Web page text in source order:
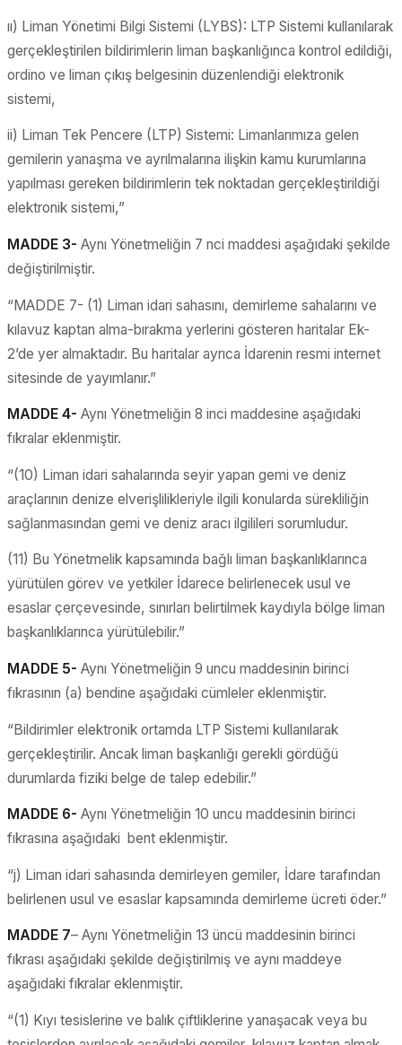
ıı) Liman Yönetimi Bilgi Sistemi (LYBS): LTP Sistemi kullanılarak
gerçekleştirilen bildirimlerin liman başkanlığınca kontrol edildiği,
ordino ve liman çıkış belgesinin düzenlendiği elektronik
sistemi,
ii) Liman Tek Pencere (LTP) Sistemi: Limanlarımıza gelen
gemilerin yanaşma ve ayrılmalarına ilişkin kamu kurumlarına
yapılması gereken bildirimlerin tek noktadan gerçekleştirildiği
elektronik sistemi,”
MADDE 3- Aynı Yönetmeliğin 7 nci maddesi aşağıdaki şekilde
değiştirilmiştir.
“MADDE 7- (1) Liman idari sahasını, demirleme sahalarını ve
kılavuz kaptan alma-bırakma yerlerini gösteren haritalar Ek-
2’de yer almaktadır. Bu haritalar ayrıca İdarenin resmi internet
sitesinde de yayımlanır.”
MADDE 4- Aynı Yönetmeliğin 8 inci maddesine aşağıdaki
fıkralar eklenmiştir.
“(10) Liman idari sahalarında seyir yapan gemi ve deniz
araçlarının denize elverişlilikleriyle ilgili konularda sürekliliğin
sağlanmasından gemi ve deniz aracı ilgilileri sorumludur.
(11) Bu Yönetmelik kapsamında bağlı liman başkanlıklarınca
yürütülen görev ve yetkiler İdarece belirlenecek usul ve
esaslar çerçevesinde, sınırları belirtilmek kaydıyla bölge liman
başkanlıklarınca yürütülebilir.”
MADDE 5- Aynı Yönetmeliğin 9 uncu maddesinin birinci
fıkrasının (a) bendine aşağıdaki cümleler eklenmiştir.
“Bildirimler elektronik ortamda LTP Sistemi kullanılarak
gerçekleştirilir. Ancak liman başkanlığı gerekli gördüğü
durumlarda fiziki belge de talep edebilir.”
MADDE 6- Aynı Yönetmeliğin 10 uncu maddesinin birinci
fıkrasına aşağıdaki bent eklenmiştir.
“j) Liman idari sahasında demirleyen gemiler, İdare tarafından
belirlenen usul ve esaslar kapsamında demirleme ücreti öder.”
MADDE 7– Aynı Yönetmeliğin 13 üncü maddesinin birinci
fıkrası aşağıdaki şekilde değiştirilmiş ve aynı maddeye
aşağıdaki fıkralar eklenmiştir.
“(1) Kıyı tesislerine ve balık çiftliklerine yanaşacak veya bu